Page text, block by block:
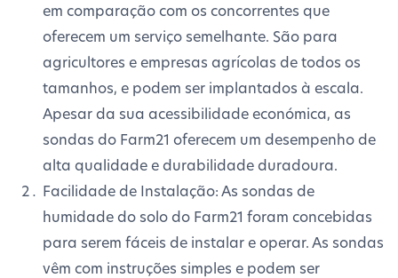
em comparação com os concorrentes que
oferecem um serviço semelhante. São para
agricultores e empresas agrícolas de todos os
tamanhos, e podem ser implantados à escala.
Apesar da sua acessibilidade económica, as
sondas do Farm21 oferecem um desempenho de
alta qualidade e durabilidade duradoura.
Facilidade de Instalação: As sondas de
humidade do solo do Farm21 foram concebidas
para serem fáceis de instalar e operar. As sondas
vêm com instruções simples e podem ser